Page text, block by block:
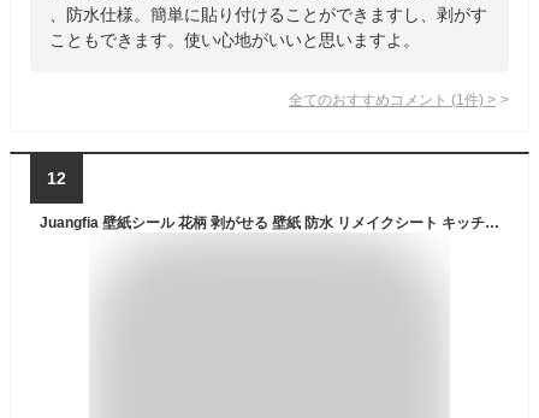
、防水仕様。簡単に貼り付けることができますし、剥がす
こともできます。使い心地がいいと思いますよ。
全てのおすすめコメント (1 件) >
12
Juangfia 壁紙シール 花柄 剥がせる 壁紙 防水 リメイクシート キッチン 壁紙シート カッティングシート リフォームシート DIY ウォール ステッカー 5m 多彩